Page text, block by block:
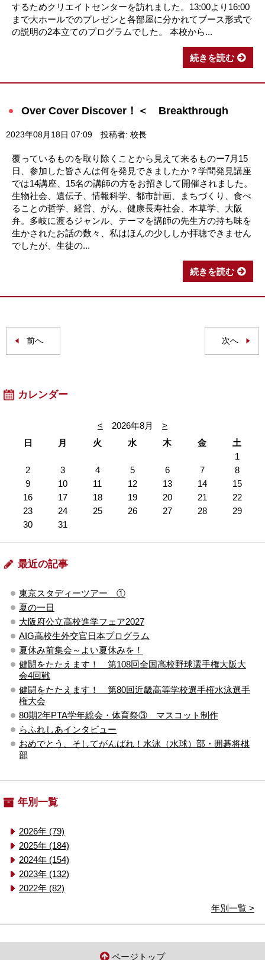
するためクリエイトセンターを訪れました。13:00より16:00
まで大ホールでのプレゼンと各部屋に分かれてブース形式で
の説明の2本立てのプログラムでした。 本校から...
続きを読む
Over Cover Discover！＜ Breakthrough
2023年08月18日 07:09 投稿者: 校長
覆っているものを取り除くことから見えて来るものー7月15
日、参加した皆さんは何を発見できましたか？学問発見講座
では14講座、15名の講師の方をお招きして開催されました。
生物社会、遺伝子、情報科学、都市計画、まちづくり、食べ
ることの哲学、経営、がん、健康長寿社会、本草学、大阪
弁。多岐に渡るジャンル、テーマを講師の先生方の持ち味を
生かされたお話の数々、私はほんの少ししか拝聴できません
でしたが、生徒の...
続きを読む
前へ 次へ
カレンダー
< 2026年8月
>
日
月 火 水 木 金
土
1
2
3 4 5 6 7
8
9
10 11 12 13 14
15
16
17 18 19 20 21
22
23
24 25 26 27 28
29
30
31
最近の記事
東京スタディーツアー ①
夏の一日
大阪府公立高校進学フェア2027
AIG高校生外交官日本プログラム
夏休み前集会～よい夏休みを！
健闘をたたえます！ 第108回全国高校野球選手権大阪大
会4回戦
健闘をたたえます！ 第80回近畿高等学校選手権水泳選手
権大会
80期2年PTA学年総会・体育祭③ マスコット制作
らふれしあインタビュー
おめでとう、そしてがんばれ！水泳（水球）部・囲碁将棋
部
年別一覧
2026年 (79)
2025年 (184)
2024年 (154)
2023年 (132)
2022年 (82)
年別一覧 >
ページトップ